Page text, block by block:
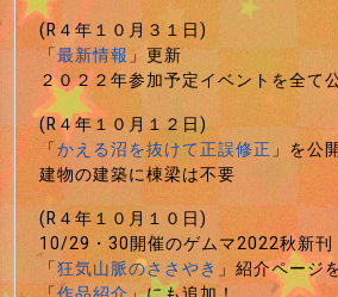
(R４年１０月３１日)
「最新情報」更新
２０２２年参加予定イベントを全て
(R４年１０月１２日)
「かえる沼を抜けて正誤修正」を公
建物の建築に棟梁は不要
(R４年１０月１０日)
10/29・30開催のゲムマ2022秋新刊
「狂気山脈のささやき 」紹介ページ